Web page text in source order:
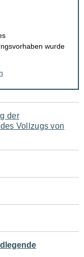
wurde
der
Vollzugs von